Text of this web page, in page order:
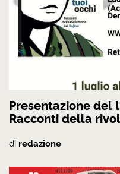
Presentazione del
Racconti della
di redazione